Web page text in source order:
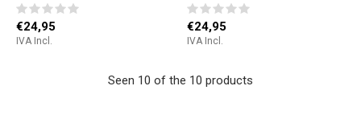
€24,95
IVA Incl.
€24,95
IVA Incl.
Seen 10 of the 10 products